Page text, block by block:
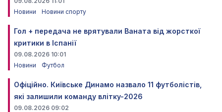
Новини
Новини спорту
Гол + передача не врятували Ваната від жорсткої
критики в Іспанії
09.08.2026 10:01
Новини
Футбол
Офіційно. Київське Динамо назвало 11 футболістів,
які залишили команду влітку-2026
09.08.2026 09:02